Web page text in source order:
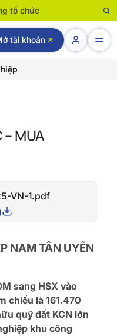
tổ chức
tài khoản
MUA
VN-1.pdf
NAM TÂN UYÊN
sang HSX vào
chiếu là 161.470
quỹ đất KCN lớn
khu công